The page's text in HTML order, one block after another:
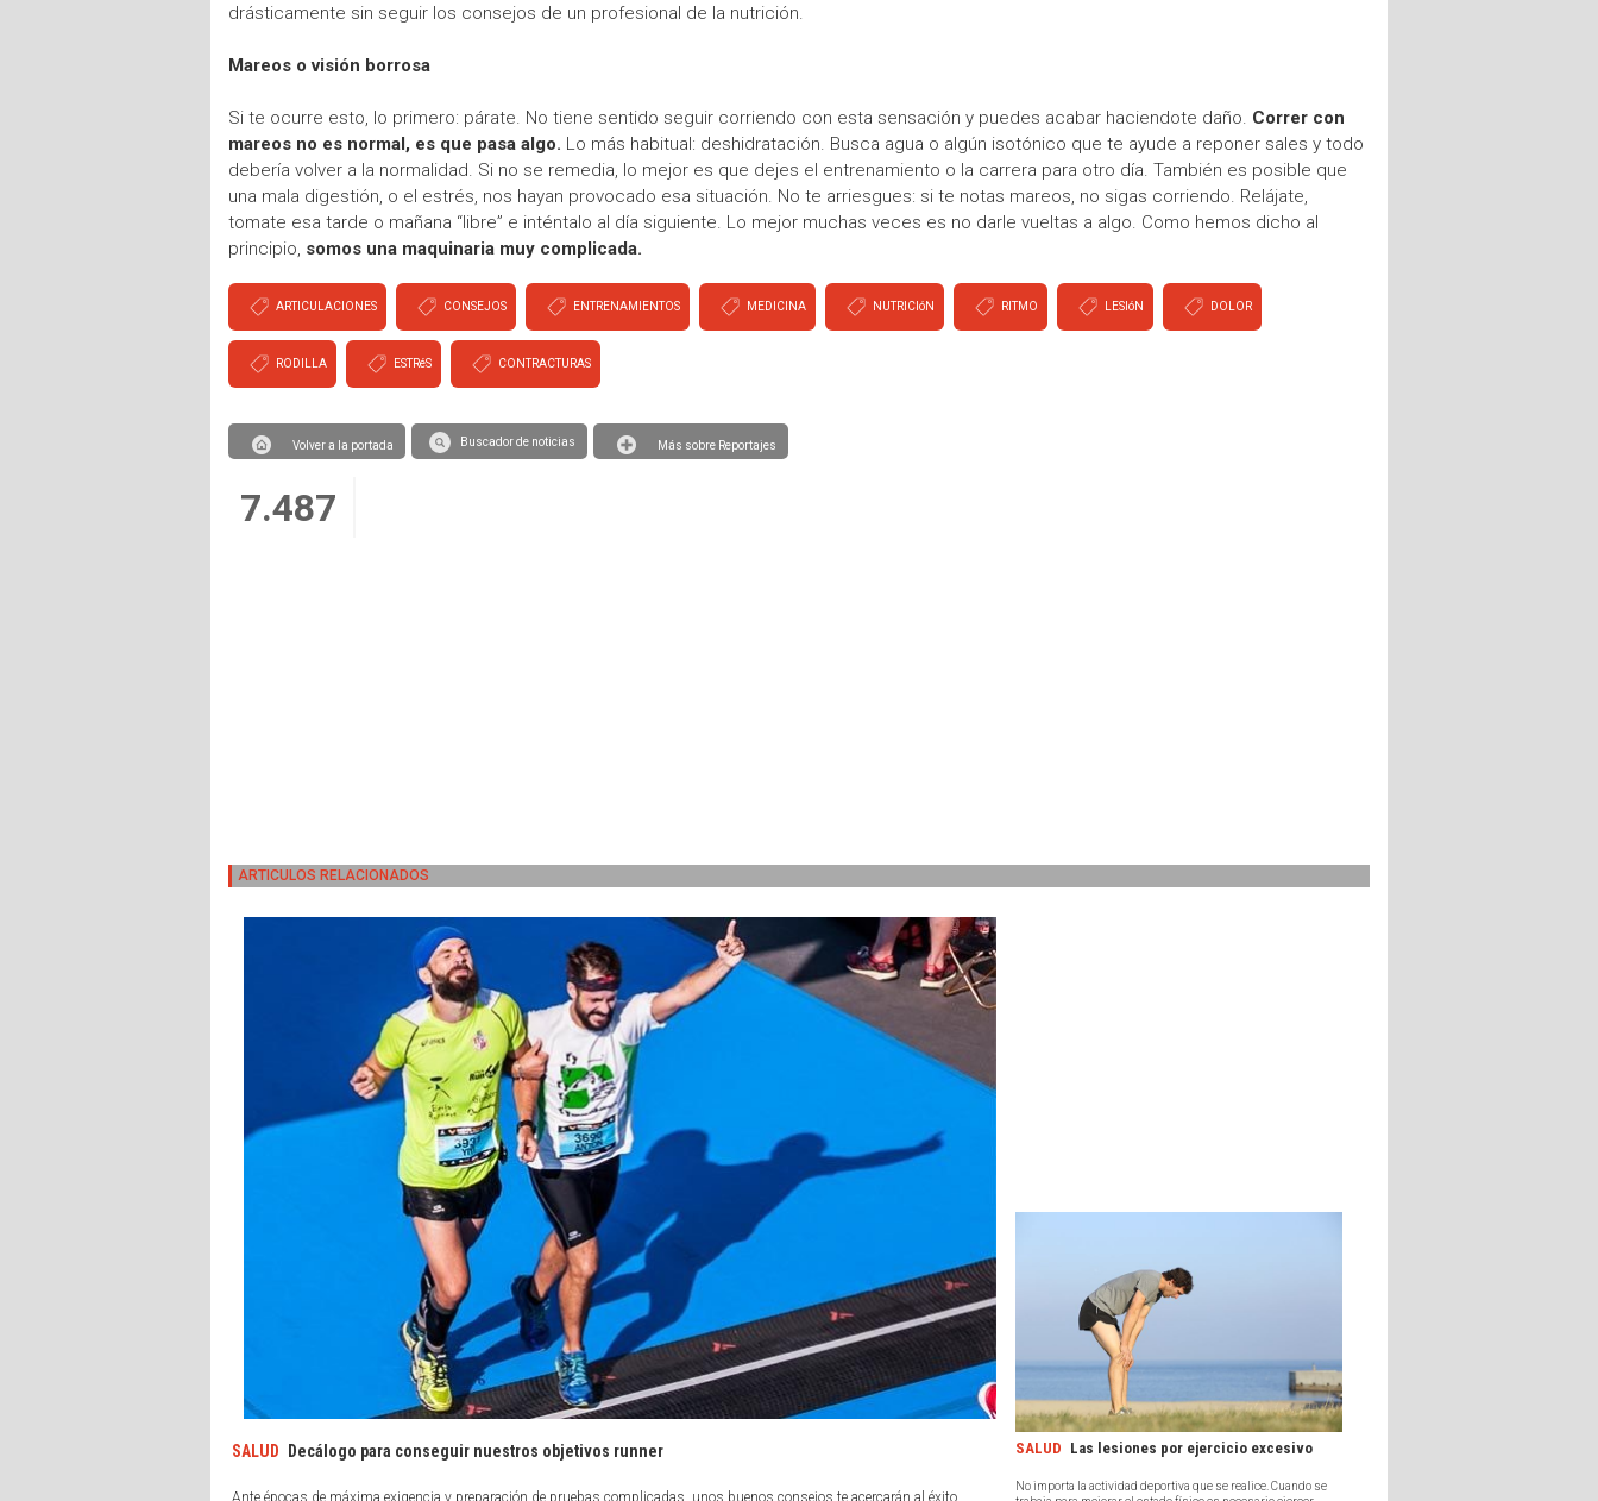
drásticamente sin seguir los consejos de un profesional de la nutrición.
Mareos o visión borrosa
Si te ocurre esto, lo primero: párate. No tiene sentido seguir corriendo con esta sensación y puedes acabar haciendote daño. Correr con
mareos no es normal, es que pasa algo. Lo más habitual: deshidratación. Busca agua o algún isotónico que te ayude a reponer sales y todo
debería volver a la normalidad. Si no se remedia, lo mejor es que dejes el entrenamiento o la carrera para otro día. También es posible que
una mala digestión, o el estrés, nos hayan provocado esa situación. No te arriesgues: si te notas mareos, no sigas corriendo. Relájate,
tomate esa tarde o mañana “libre” e inténtalo al día siguiente. Lo mejor muchas veces es no darle vueltas a algo. Como hemos dicho al
principio, somos una maquinaria muy complicada.
ARTICULACIONES CONSEJOS ENTRENAMIENTOS MEDICINA NUTRICIóN RITMO LESIóN DOLOR
RODILLA ESTRéS CONTRACTURAS
Volver a la portada Buscador de noticias Más sobre Reportajes
7.487
ARTICULOS RELACIONADOS
SALUD Decálogo para conseguir nuestros objetivos runner
Ante épocas de máxima exigencia y preparación de pruebas complicadas, unos buenos consejos te acercarán al éxito.
SALUD Las lesiones por ejercicio excesivo
No importa la actividad deportiva que se realice. Cuando se